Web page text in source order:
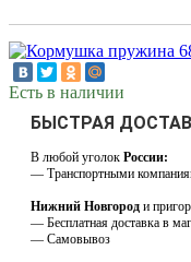
Есть в наличии
БЫСТРАЯ
В любой уголок России:
— Транспортными
Нижний Новгород и
— Бесплатная доставка в
— Самовывоз